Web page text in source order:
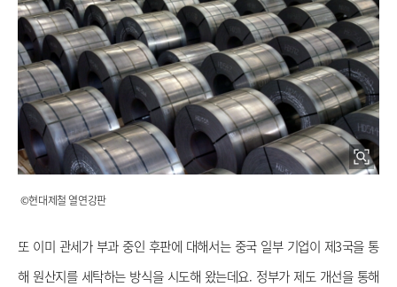
©현대제철 열연강판
또 이미 관세가 부과 중인 후판에 대해서는 중국 일부 기업이 제3국을 통
해 원산지를 세탁하는 방식을 시도해 왔는데요. 정부가 제도 개선을 통해